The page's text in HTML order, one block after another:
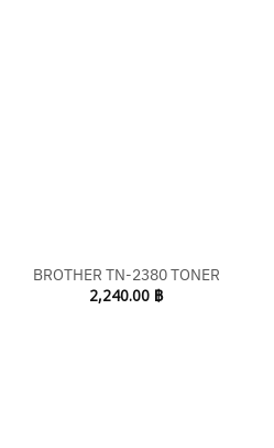
BROTHER TN-2380 TONER
2,240.00 ฿